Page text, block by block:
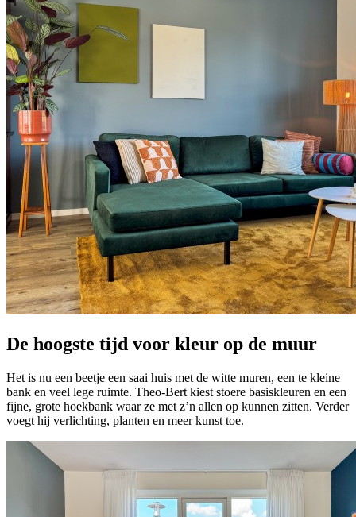
De hoogste tijd voor kleur op de muur
Het is nu een beetje een saai huis met de witte muren, een te kleine
bank en veel lege ruimte. Theo-Bert kiest stoere basiskleuren en een
fijne, grote hoekbank waar ze met z’n allen op kunnen zitten. Verder
voegt hij verlichting, planten en meer kunst toe.